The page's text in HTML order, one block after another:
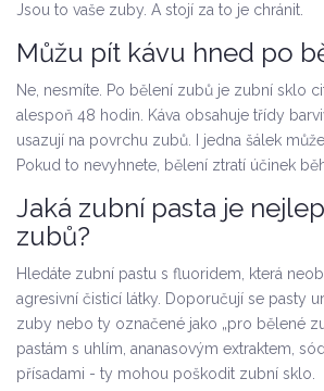
Jsou to vaše zuby. A stojí za to je chránit.
Můžu pít kávu hned po
Ne, nesmíte. Po bělení zubů je zubní sklo
alespoň 48 hodin. Káva obsahuje třídy
usazují na povrchu zubů. I jedna šálek
Pokud to nevyhnete, bělení ztratí účinek
Jaká zubní pasta je
zubů?
Hledáte zubní pastu s fluoridem, která
agresivní čisticí látky. Doporučují se pasty
zuby nebo ty označené jako „pro bělené
pastám s uhlím, ananasovým extraktem,
přísadami - ty mohou poškodit zubní sklo.